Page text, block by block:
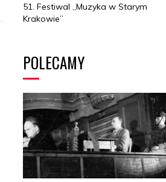
51. Festiwal „Muzyka w Starym
Krakowie”
POLECAMY